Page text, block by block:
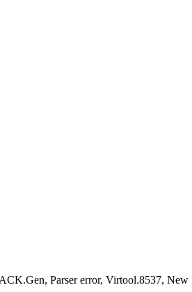
Parser error, Virtool.8537, New